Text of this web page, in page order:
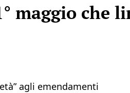
maggio che
agli emendamenti